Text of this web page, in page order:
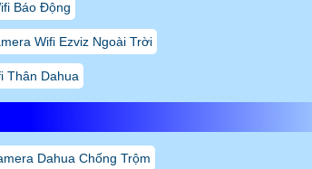
Báo Động
Wifi Ezviz Ngoài Trời
Thân Dahua
Dahua Chống Trộm